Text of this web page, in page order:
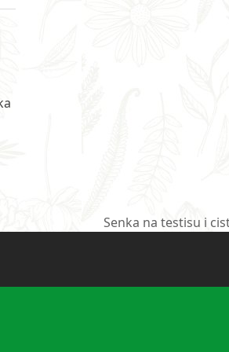
next
Senka na testisu i